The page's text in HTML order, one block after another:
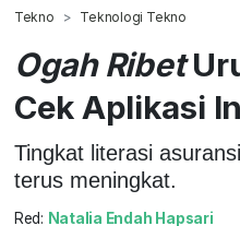
Tekno Teknologi Tekno
Ogah Ribet
Cek Aplikasi
Tingkat literasi
terus meningkat.
Red: Natalia Endah Hapsari